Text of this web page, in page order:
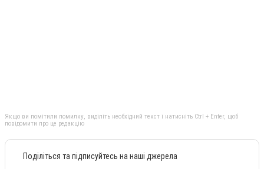
Якщо ви помітили помилку, виділіть необхідний текст і натисніть Ctrl + Enter, щоб
повідомити про це редакцію
Поділіться та підписуйтесь на наші джерела